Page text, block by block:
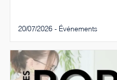
20/07/2026 - Événements